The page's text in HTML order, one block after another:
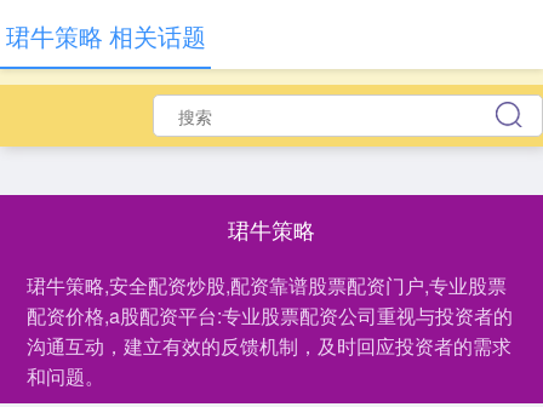
珺牛策略
珺牛策略,安全配资炒股,配资靠谱股票配资门户,专业股票
配资价格,a股配资平台:专业股票配资公司重视与投资者的
沟通互动，建立有效的反馈机制，及时回应投资者的需求
和问题。
珺牛策略 相关话题